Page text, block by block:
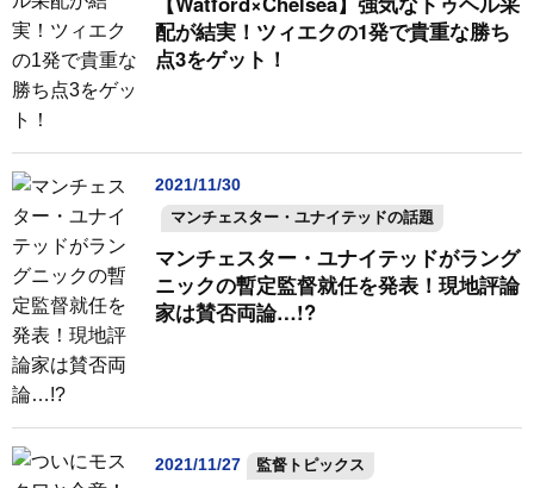
配が結実！ツィエクの1発で貴重な勝ち
点3をゲット！
2021/11/30
マンチェスター・ユナイテッドの話題
マンチェスター・ユナイテッドがラング
ニックの暫定監督就任を発表！現地評論
家は賛否両論…!?
2021/11/27 監督トピックス